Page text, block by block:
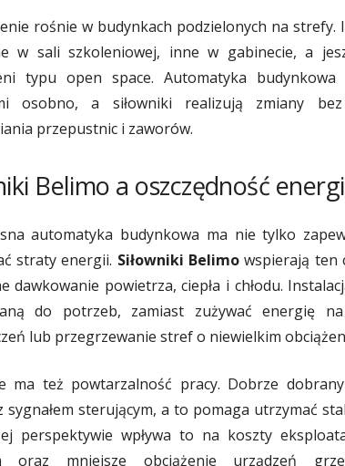
rośnie w budynkach podzielonych na
w sali szkoleniowej, inne w gabinecie, a
typu open space. Automatyka budynkowa
osobno, a siłowniki realizują zmiany
przepustnic i zaworów.
Belimo a oszczędność
automatyka budynkowa ma nie tylko
straty energii. Siłowniki Belimowspierają ten
dawkowanie powietrza, ciepła i chłodu.
do potrzeb, zamiast zużywać energię
lub przegrzewanie stref o niewielkim
ma też powtarzalność pracy. Dobrze
sygnałem sterującym, a to pomaga utrzymać
perspektywie wpływa to na koszty
oraz mniejsze obciążenie urządzeń